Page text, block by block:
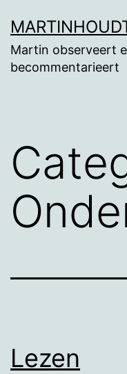
naar
de
Martin observeert
becommentarieert
Lezen